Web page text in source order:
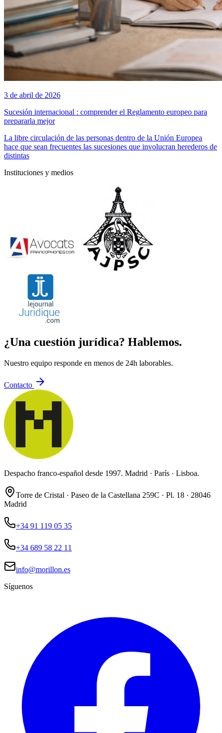
3 de abril de 2026
Sucesión internacional : comprender el Reglamento europeo para
prepararla mejor
La libre circulación de las personas dentro de la Unión Europea
hace que sean frecuentes las sucesiones que involucran herederos de
distintas
Instituciones y medios
¿Una cuestión jurídica? Hablemos.
Nuestro equipo responde en menos de 24h laborables.
Contacto
Despacho franco-español desde 1997. Madrid · París · Lisboa.
Torre de Cristal · Paseo de la Castellana 259C · Pl. 18 · 28046
Madrid
+34 91 119 05 35
+34 689 58 22 11
info@morillon.es
Síguenos